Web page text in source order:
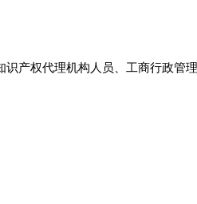
产权代理机构人员、工商行政管理